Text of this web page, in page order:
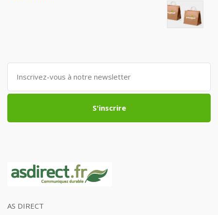
S'inscrire
AS DIRECT